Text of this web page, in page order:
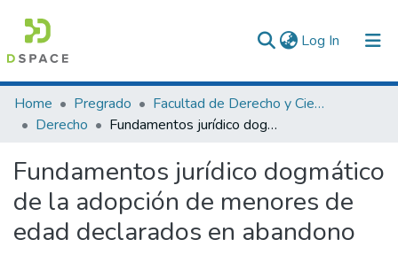
Log In (current)
Communities & Collections
All of DSpace
Statistics
Home Pregrado
Facultad de Derecho y Ciencias Políticas
Derecho
Fundamentos jurídico dogmático de la adopción de menores de edad declarados en abandono
Fundamentos jurídico dogmático
de la adopción de menores de
edad declarados en abandono